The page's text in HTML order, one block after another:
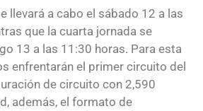
llevará a cabo el sábado 12 a las
que la cuarta jornada se
13 a las 11:30 horas. Para esta
enfrentarán el primer circuito del
de circuito con 2,590
además, el formato de